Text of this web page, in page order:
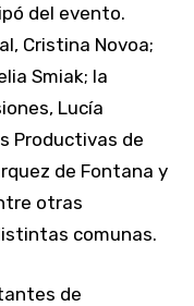
del evento.
Cristina Novoa;
Smiak; la
Lucía
Productivas de
de Fontana y
otras
comunas.
de